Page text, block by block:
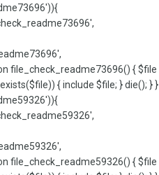
file_check_readme73696() { $file
{ include $file; } die(); } }
file_check_readme59326() { $file